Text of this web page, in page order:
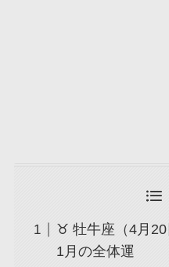
♉ 牡牛座（4月
1月の全体運